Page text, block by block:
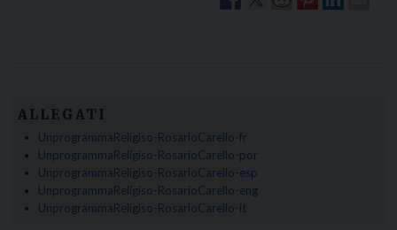
ALLEGATI
UnprogrammaReligiso-RosarioCarello-fr
UnprogrammaReligiso-RosarioCarello-por
UnprogrammaReligiso-RosarioCarello-esp
UnprogrammaReligiso-RosarioCarello-eng
UnprogrammaReligiso-RosarioCarello-it